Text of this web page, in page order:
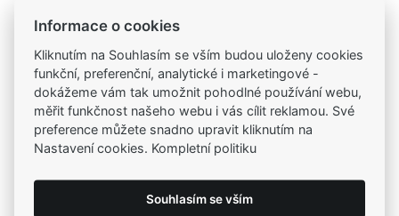
Na našem e-shopu máte výběr z tisíců šperků
Garance vysoké kvality
Certifikáty původu a kvality k vybraným šperkům
Kamenné prodejny
Zastavte se do jedné z našich4 prodejen
Informace o cookies
Kliknutím na Souhlasím se vším budou uloženy cookies
funkční, preferenční, analytické i marketingové -
dokážeme vám tak umožnit pohodlné používání webu,
měřit funkčnost našeho webu i vás cílit reklamou. Své
preference můžete snadno upravit kliknutím na
Nastavení cookies. Kompletní politiku
Souhlasím se vším